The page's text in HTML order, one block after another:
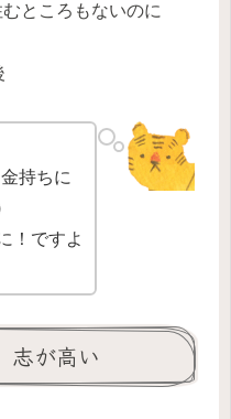
ところもないのに
持ちに
！ですよ
が高い